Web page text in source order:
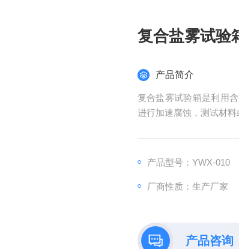
复合盐雾试验
产品简介
复合盐雾试验箱是利用
进行加速腐蚀，测试材料
产品型号：YWX-010
厂商性质：生产厂家
产品咨询